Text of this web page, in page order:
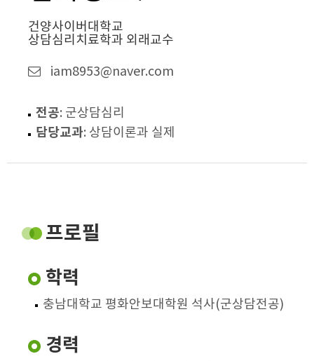
건양사이버대학교
상담심리치료학과 외래교수
iam8953@naver.com
전공: 군상담심리
담당교과: 상담이론과 실제
프로필
학력
충남대학교 평화안보대학원 석사(군상담전공)
경력